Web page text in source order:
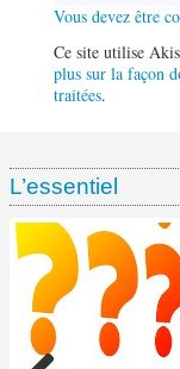
Vous devez être
Ce site utilise
plus sur la façon
traitées.
L’essentiel